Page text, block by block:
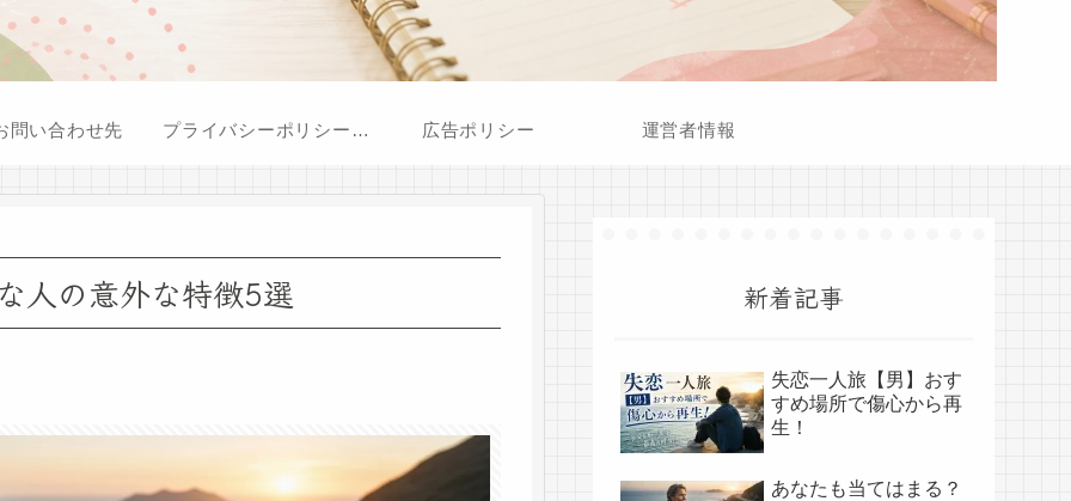
問い合わせ先 プライバシーポリシー・免責事項 広告ポリシー 運営者情報
人の意外な特徴5選 新着記事
失恋一人旅【男】おす
すめ場所で傷心から再
生！
あなたも当てはまる？